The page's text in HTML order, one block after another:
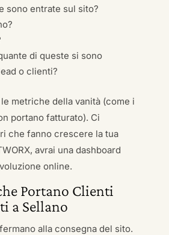
sono entrate sul sito?
di queste si sono
o clienti?
metriche della vanità (come i
portano fatturato). Ci
che fanno crescere la tua
avrai una dashboard
online.
Portano Clienti
a Sellano
alla consegna del sito.